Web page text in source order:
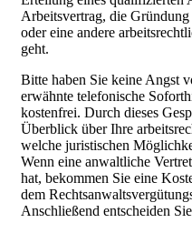
Arbeitsvertrag, die
oder eine andere
geht.
Bitte haben Sie keine Angst
erwähnte telefonische
kostenfrei. Durch dieses
Überblick über Ihre
welche juristischen
Wenn eine anwaltliche
hat, bekommen Sie eine
dem
Anschließend entscheiden